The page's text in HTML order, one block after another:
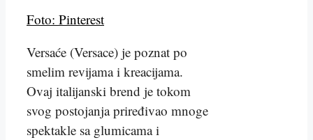
Foto: Pinterest
Versaće (Versace) je poznat po
smelim revijama i kreacijama.
Ovaj italijanski brend je tokom
svog postojanja priređivao mnoge
spektakle sa glumicama i